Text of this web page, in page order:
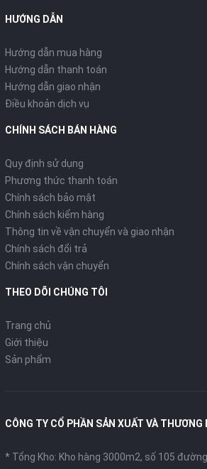
HƯỚNG DẪN
Hướng dẫn mua hàng
Hướng dẫn thanh toán
Hướng dẫn giao nhận
Điều khoản dịch vụ
CHÍNH SÁCH BÁN HÀNG
Quy định sử dụng
Phương thức thanh toán
Chính sách bảo mật
Chính sách kiểm hàng
Thông tin về vận chuyển và giao nhận
Chính sách đổi trả
Chính sách vận chuyển
THEO DÕI CHÚNG TÔI
Trang chủ
Giới thiệu
Sản phẩm
CÔNG TY CỔ PHẦN SẢN XUẤT VÀ THƯƠNG
* Tổng Kho: Kho hàng 3000m2, số 105